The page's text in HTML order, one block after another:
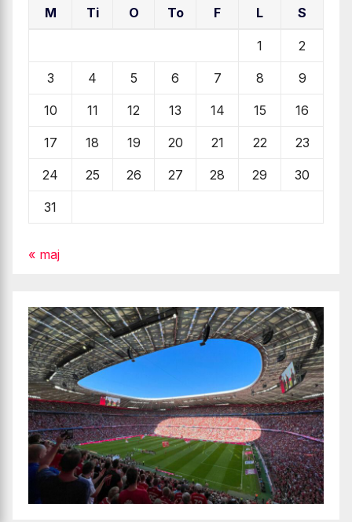
M Ti O To F L S
1 2
3 4 5 6 7 8 9
10 11 12 13 14 15 16
17 18 19 20 21 22 23
24 25 26 27 28 29 30
31
« maj